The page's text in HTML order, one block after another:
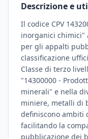
Descrizione e
Il codice CPV
inorganici chimici"
per gli appalti
classificazione
Classe di terzo
"14300000 -
minerali" e nella
miniere, metalli di
definiscono ambiti
facilitando la
pubblicazione dei